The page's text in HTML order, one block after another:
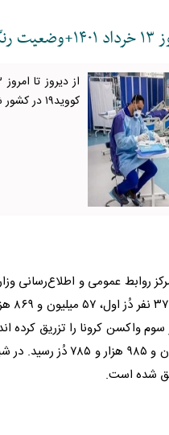
کووید۱۹ در کشور شناسایی شدند که ۱۷ نفر از آنها بستری شدند.
روابط عمومی و اطلاع‌رسانی
و ۳۵۷ نفر، دُز سوم واکسن کرونا را
شده است.